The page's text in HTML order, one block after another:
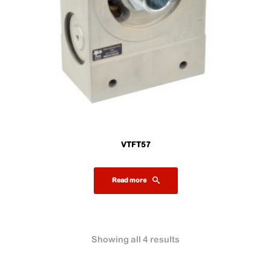
VTFT57
Read more
Showing all 4 results